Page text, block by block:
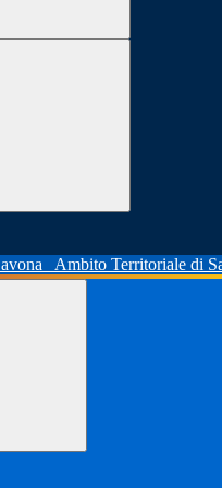
Ambito Territoriale di